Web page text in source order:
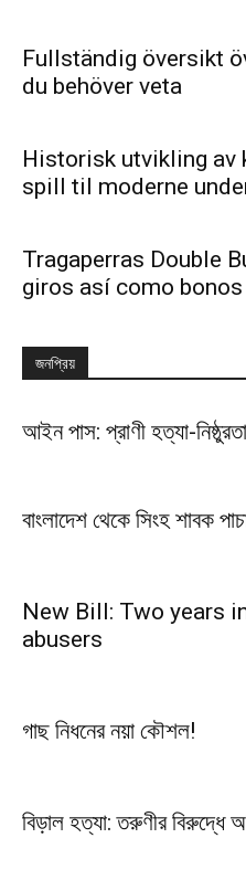
Fullständig översikt
du behöver veta
Historisk utvikling av
spill til moderne
Tragaperras Double
giros así­ como bonos
জনপ্রিয়
আইন পাস: প্রাণী হত্যা-
বাংলাদেশ থেকে সিংহ শাবক
New Bill: Two years
abusers
গাছ নিধনের নয়া কৌশল!
বিড়াল হত্যা: তরুণীর বিরুদ্ধে